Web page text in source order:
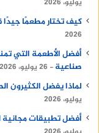
كيف تختار مطعمًا جيدًا
2026
أفضل الأطعمة التي
صناعية
26 يوليو، 2026
لماذا يفضل الكثيرون
يوليو، 2026
أفضل تطبيقات مجانية